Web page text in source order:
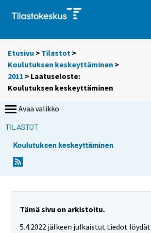
Etusivu > Tilastot >
Koulutuksen keskeyttäminen >
2011 > Laatuseloste:
Koulutuksen keskeyttäminen
Avaa valikko
TILASTOT
Koulutuksen keskeyttäminen
Tämä sivu on arkistoitu.
5.4.2022 jälkeen julkaistut tiedot löydät